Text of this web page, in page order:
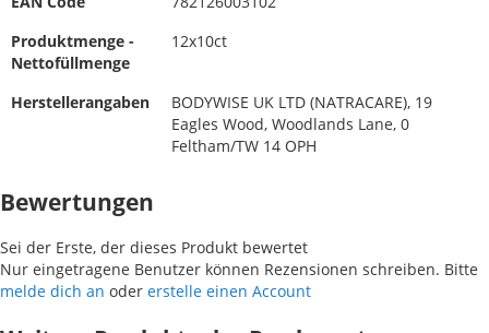
Produktmenge -
Nettofüllmenge
12x10ct
Herstellerangaben
BODYWISE UK LTD (NATRACARE), 19
Eagles Wood, Woodlands Lane, 0
Feltham/TW 14 OPH
Bewertungen
Sei der Erste, der dieses Produkt bewertet
Nur eingetragene Benutzer können Rezensionen schreiben. Bitte
melde dich an oder erstelle einen Account